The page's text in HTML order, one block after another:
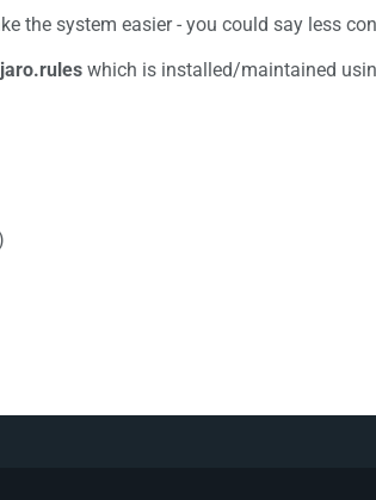
the system easier - you could say less
which is installed/maintained